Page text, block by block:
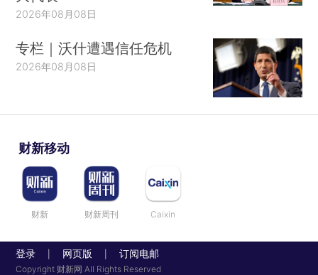
2026年08月08日
专栏｜沃什遭遇信任危机
2026年08月08日
财新移动
财新 财新周刊 Caixin
登录 网页版 订阅电邮
Copyright 财新网 All Rights Reserved